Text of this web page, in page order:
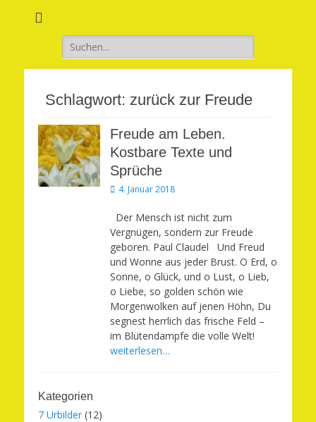
Suchen
nach:
Schlagwort: zurück zur Freude
Freude am Leben.
Kostbare Texte und
Sprüche
Veröffentlicht
4. Januar 2018
Der Mensch ist nicht zum
Vergnügen, sondern zur Freude
geboren. Paul Claudel Und Freud
und Wonne aus jeder Brust. O Erd, o
Sonne, o Glück, und o Lust, o Lieb,
o Liebe, so golden schön wie
Morgenwolken auf jenen Höhn, Du
segnest herrlich das frische Feld –
im Blütendampfe die volle Welt!
weiterlesen…
Kategorien
7 Urbilder (12)